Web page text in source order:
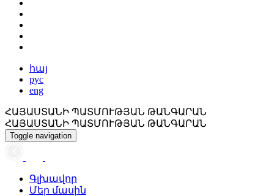
հայ
рус
eng
ՀԱՅԱՍՏԱՆԻ ՊԱՏՄՈՒԹՅԱՆ ԹԱՆԳԱՐԱՆ
ՀԱՅԱՍՏԱՆԻ ՊԱՏՄՈՒԹՅԱՆ ԹԱՆԳԱՐԱՆ
Toggle navigation
Գլխավոր
Մեր մասին